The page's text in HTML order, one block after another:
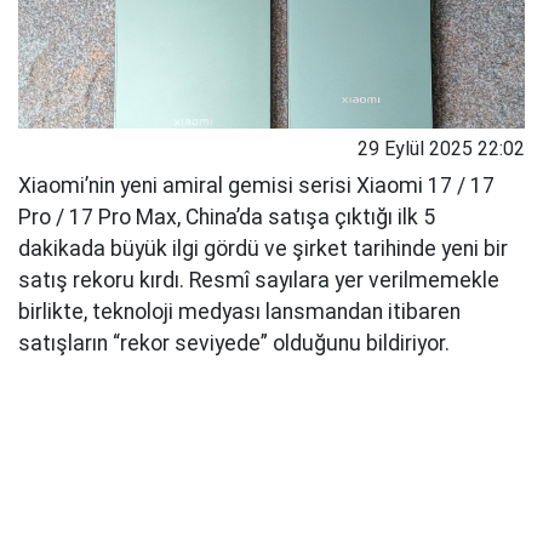
29 Eylül 2025 22:02
Xiaomi’nin yeni amiral gemisi serisi Xiaomi 17 / 17
Pro / 17 Pro Max, China’da satışa çıktığı ilk 5
dakikada büyük ilgi gördü ve şirket tarihinde yeni bir
satış rekoru kırdı. Resmî sayılara yer verilmemekle
birlikte, teknoloji medyası lansmandan itibaren
satışların “rekor seviyede” olduğunu bildiriyor.